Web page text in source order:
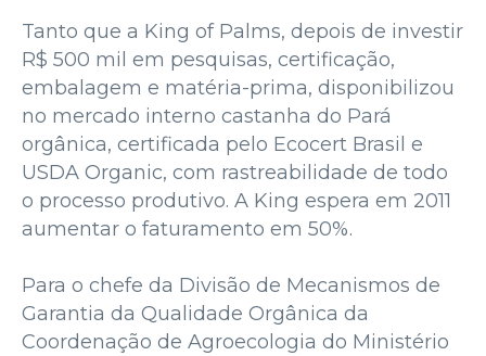
Tanto que a King of Palms, depois de investir
R$ 500 mil em pesquisas, certificação,
embalagem e matéria-prima, disponibilizou
no mercado interno castanha do Pará
orgânica, certificada pelo Ecocert Brasil e
USDA Organic, com rastreabilidade de todo
o processo produtivo. A King espera em 2011
aumentar o faturamento em 50%.
Para o chefe da Divisão de Mecanismos de
Garantia da Qualidade Orgânica da
Coordenação de Agroecologia do Ministério